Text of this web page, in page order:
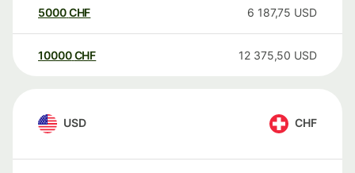
5000CHF 6 187,75 USD
10000 CHF 12 375,50 USD
USD CHF